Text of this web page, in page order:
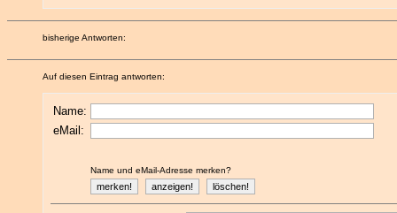
bisherige Antworten:
Auf diesen Eintrag antworten:
Name:
eMail:
Name und eMail-Adresse merken?